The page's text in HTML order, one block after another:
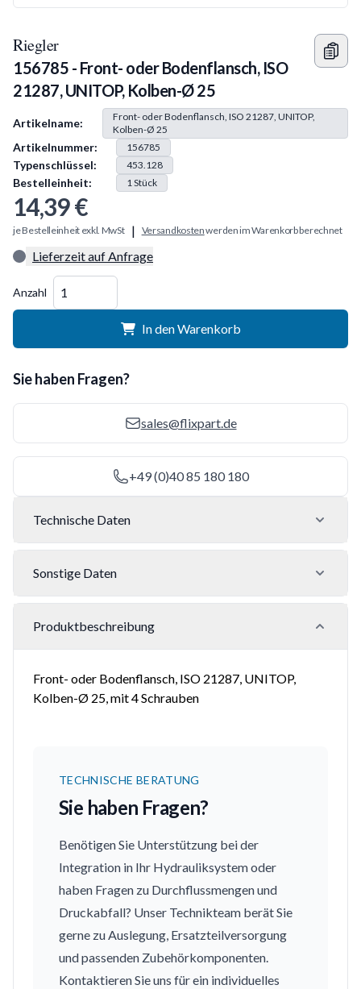
Riegler
156785 - Front- oder Bodenflansch, ISO
21287, UNITOP, Kolben-Ø 25
Produkt Information
Artikelname:
Front- oder Bodenflansch, ISO 21287, UNITOP,
Kolben-Ø 25
Artikelnummer: 156785
Typenschlüssel: 453.128
Bestelleinheit: 1Stück
14,39 €
je Bestelleinheit exkl. MwSt | Versandkostenwerden im Warenkorb berechnet
Lieferzeit auf Anfrage
Anzahl
In den Warenkorb
Sie haben Fragen?
sales@flixpart.de
+49 (0)40 85 180 180
Technische Daten
Sonstige Daten
Produktbeschreibung
Front- oder Bodenflansch, ISO 21287, UNITOP,
Kolben-Ø 25, mit 4 Schrauben
TECHNISCHE BERATUNG
Sie haben Fragen?
Benötigen Sie Unterstützung bei der
Integration in Ihr Hydrauliksystem oder
haben Fragen zu Durchflussmengen und
Druckabfall? Unser Technikteam berät Sie
gerne zu Auslegung, Ersatzteilversorgung
und passenden Zubehörkomponenten.
Kontaktieren Sie uns für ein individuelles